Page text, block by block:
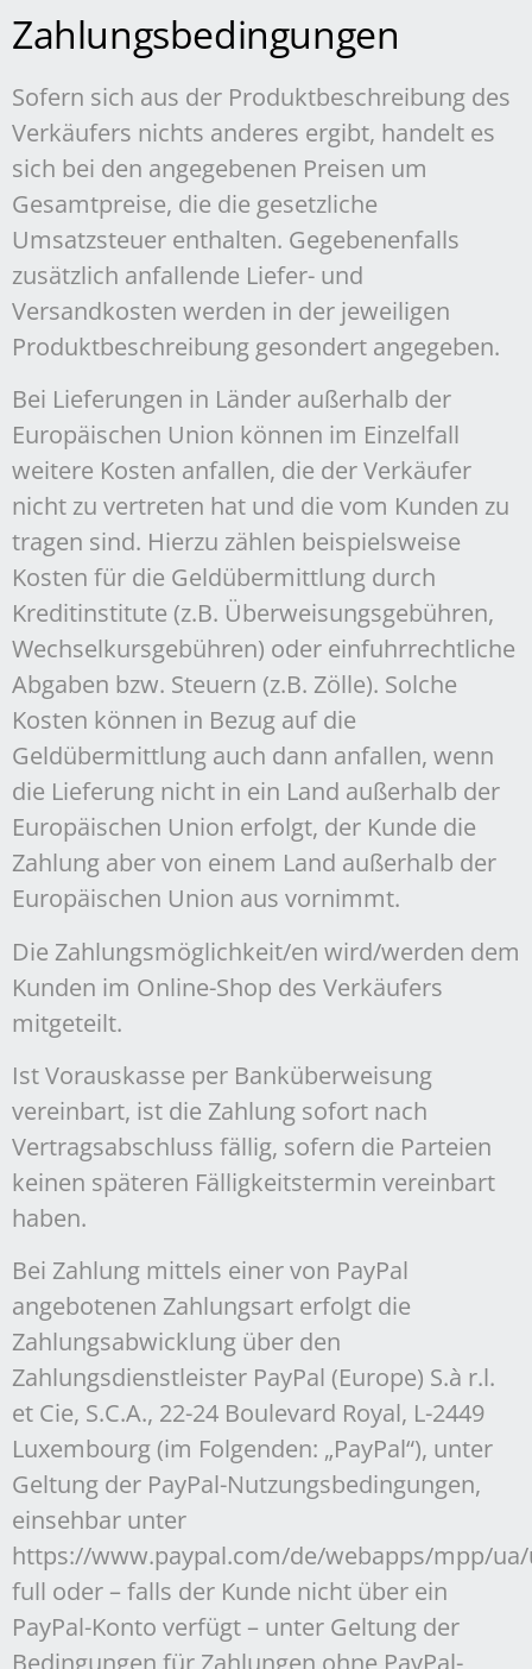
Zahlungsbedingungen
Sofern sich aus der Produktbeschreibung des
Verkäufers nichts anderes ergibt, handelt es
sich bei den angegebenen Preisen um
Gesamtpreise, die die gesetzliche
Umsatzsteuer enthalten. Gegebenenfalls
zusätzlich anfallende Liefer- und
Versandkosten werden in der jeweiligen
Produktbeschreibung gesondert angegeben.
Bei Lieferungen in Länder außerhalb der
Europäischen Union können im Einzelfall
weitere Kosten anfallen, die der Verkäufer
nicht zu vertreten hat und die vom Kunden zu
tragen sind. Hierzu zählen beispielsweise
Kosten für die Geldübermittlung durch
Kreditinstitute (z.B. Überweisungsgebühren,
Wechselkursgebühren) oder einfuhrrechtliche
Abgaben bzw. Steuern (z.B. Zölle). Solche
Kosten können in Bezug auf die
Geldübermittlung auch dann anfallen, wenn
die Lieferung nicht in ein Land außerhalb der
Europäischen Union erfolgt, der Kunde die
Zahlung aber von einem Land außerhalb der
Europäischen Union aus vornimmt.
Die Zahlungsmöglichkeit/en wird/werden dem
Kunden im Online-Shop des Verkäufers
mitgeteilt.
Ist Vorauskasse per Banküberweisung
vereinbart, ist die Zahlung sofort nach
Vertragsabschluss fällig, sofern die Parteien
keinen späteren Fälligkeitstermin vereinbart
haben.
Bei Zahlung mittels einer von PayPal
angebotenen Zahlungsart erfolgt die
Zahlungsabwicklung über den
Zahlungsdienstleister PayPal (Europe) S.à r.l.
et Cie, S.C.A., 22-24 Boulevard Royal, L-2449
Luxembourg (im Folgenden: „PayPal“), unter
Geltung der PayPal-Nutzungsbedingungen,
einsehbar unter
https://www.paypal.com/de/webapps/mpp/
full oder – falls der Kunde nicht über ein
PayPal-Konto verfügt – unter Geltung der